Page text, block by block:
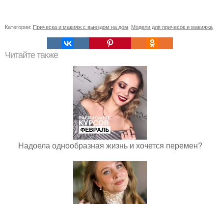
Категории: Прическа и макияж с выездом на дом Модели для причесок и макияжа
Читайте также
Надоела однообразная жизнь и хочется перемен?